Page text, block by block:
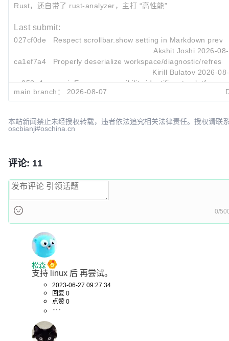
Rust，还自带了 rust-analyzer，主打 “高性能”
Last submit:
027cf0de Respect scrollbar.show setting in Markdown
Akshit Joshi 2026-
ca1ef7a4
Properly deserialize workspace/diagnostic/refresh
Kirill Bulatov 2026-
cc053a4a
gpui: Expose accessibility identifiers to platform
2026-
main branch： 2026-08-07
本站新闻禁止未经授权转载，违者依法追究相关法律责任。授权请联
oscbianji#oschina.cn
评论: 11
0/
松森
支持 linux 后 再尝试。
2023-06-27 09:27:34
回复 0
点赞 0